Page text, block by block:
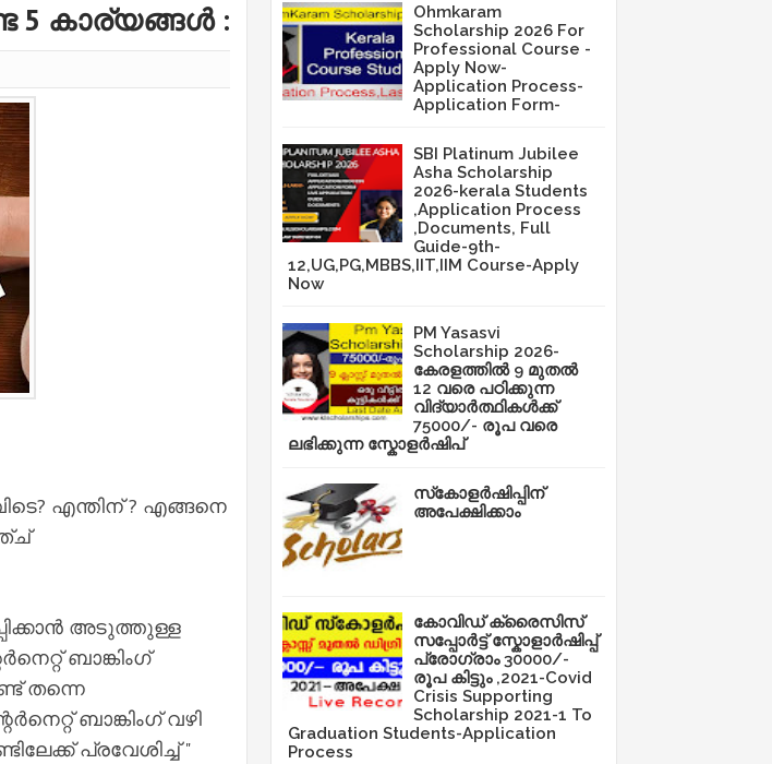
5 കാര്യങ്ങൾ :
എന്തിന് ? എങ്ങനെ
അടുത്തുള്ള
ബാങ്കിംഗ്
തന്നെ
ബാങ്കിംഗ് വഴി
പ്രവേശിച്ച് "
Ohmkaram
Scholarship 2026 For
Professional Course -
Apply Now-
Application Process-
Application Form-
SBI Platinum Jubilee
Asha Scholarship
2026-kerala Students
,Application Process
,Documents, Full
Guide-9th-
12,UG,PG,MBBS,IIT,IIM Course-Apply
Now
PM Yasasvi
Scholarship 2026-
കേരളത്തിൽ 9 മുതൽ
12 വരെ പഠിക്കുന്ന
വിദ്യാർത്ഥികൾക്ക്
75000/- രൂപ വരെ
ലഭിക്കുന്ന സ്കോളർഷിപ്
സ്‌കോളർഷിപ്പിന്
അപേക്ഷിക്കാം
കോവിഡ് ക്രൈസിസ്
സപ്പോർട്ട് സ്കോളാർഷിപ്പ്
പ്രോഗ്രാം 30000/-
രൂപ കിട്ടും ,2021-Covid
Crisis Supporting
Scholarship 2021-1 To
Graduation Students-Application
Process